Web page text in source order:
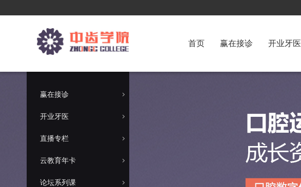
首页 赢在接诊 开业牙医
赢在接诊
开业牙医
直播专栏
云教育年卡
论坛系列课